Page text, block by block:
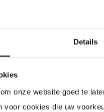
Details
onze website goed te
voor cookies die uw
zorgt voor veilig en
voor het onderhoud
is, wordt bepaald
immers vast. Op